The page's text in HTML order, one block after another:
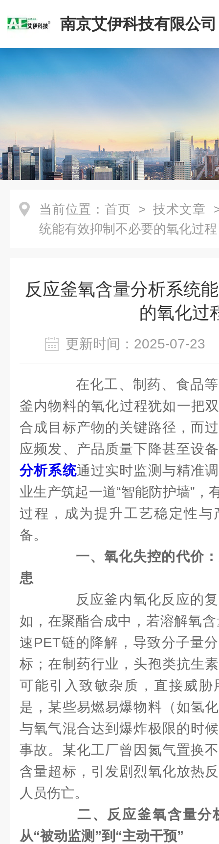
南京艾伊科技有限公司
当前位置： 首页 > 技术文章
统能有效抑制不必要的氧化过程
反应釜氧含量分析系统
的氧化过
更新时间：2025-07-
在化工、制药、食品等
釜内物料的氧化过程犹如一把
合成目标产物的关键路径，而
应频发、产品质量下降甚至设
分析系统通过实时监测与精准
业生产筑起一道“智能防护墙”，
过程，成为提升工艺稳定性与
备。
一、氧化失控的代价
患
反应釜内氧化反应的复
如，在聚酯合成中，若溶解氧
速PET链的降解，导致分子量
标；在制药行业，头孢类抗生
可能引入致敏杂质，直接威胁
是，某些易燃易爆物料（如氢
与氧气混合达到爆炸极限的时
事故。某化工厂曾因氮气置换
含量超标，引发剧烈氧化放热
人员伤亡。
二、反应釜氧含量分
从“被动监测”到“主动干预”